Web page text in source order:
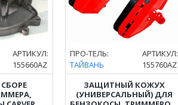
АРТИКУЛ:
155660AZ
СБОРЕ
ПРО-ТЕЛЬ:
ТАЙВАНЬ
АРТИКУЛ:
155760AZ
ЗАЩИТНЫЙ КОЖУХ
(УНИВЕРСАЛЬНЫЙ) ДЛЯ